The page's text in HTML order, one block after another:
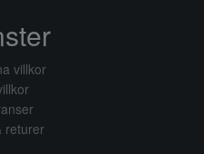
villkor
returer